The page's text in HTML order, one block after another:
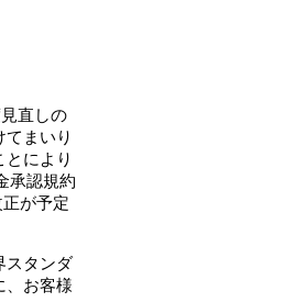
直しの
まいり
により
承認規約
が予定
スタンダ
、お客様